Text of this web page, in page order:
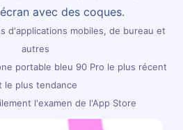
avec des coques.
d'applications mobiles, de bureau et
autres
portable bleu 90 Pro le plus récent
le plus tendance
l'examen de l'App Store